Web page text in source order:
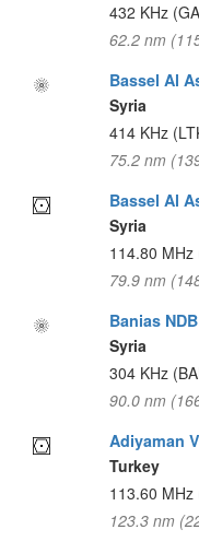
432 KHz
62.2 nm
Bassel Al
Syria
414 KHz
75.2 nm
Bassel Al
Syria
114.80 MHz
79.9 nm
Banias NDB
Syria
304 KHz
90.0 nm
Adiyaman
Turkey
113.60 MHz
123.3 nm